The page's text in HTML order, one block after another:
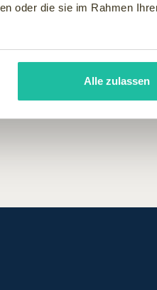
oder die sie im Rahmen
Alle zulassen